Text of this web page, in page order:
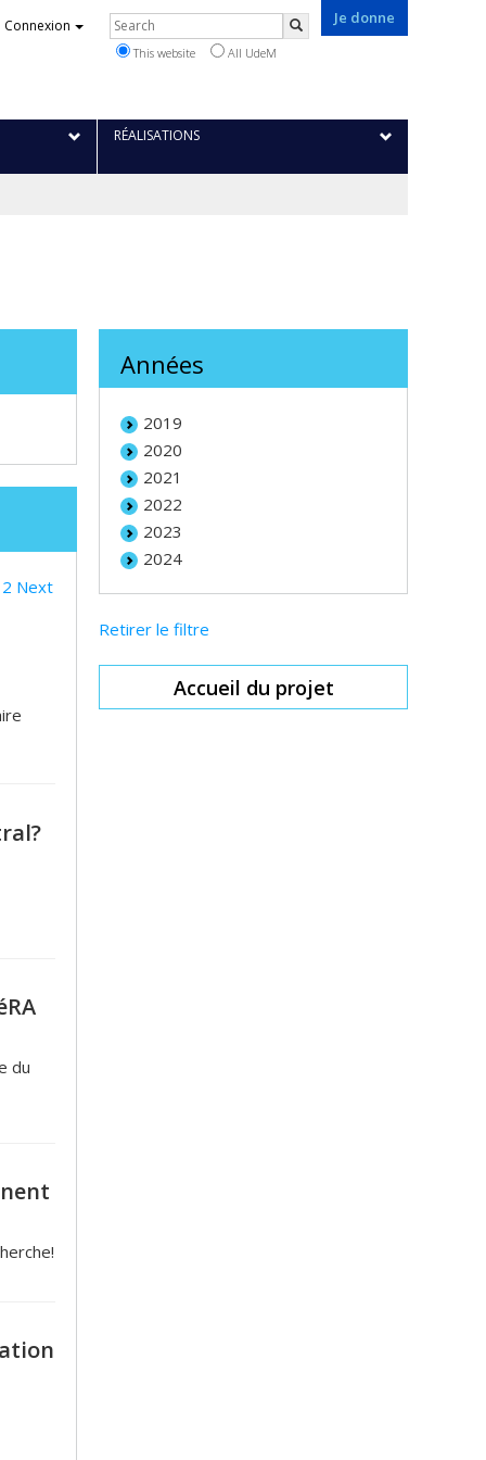
Je donne
Connexion Rechercher
This website All UdeM
RÉALISATIONS
2 Next
du
Années
2019
2020
2021
2022
2023
2024
Retirer le filtre
Accueil du projet